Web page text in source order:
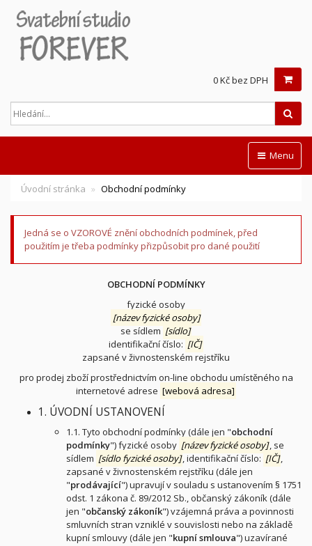
0 Kč bez DPH
Menu
Úvodní stránka Obchodní podmínky
Jedná se o VZOROVÉ znění obchodních podmínek, před
použitím je třeba podmínky přizpůsobit pro dané použití
OBCHODNÍ PODMÍNKY
fyzické osoby
[název fyzické osoby]
se sídlem [sídlo]
identifikační číslo: [IČ]
zapsané v živnostenském rejstříku
pro prodej zboží prostřednictvím on-line obchodu umístěného na
internetové adrese [webová adresa]
1. ÚVODNÍ USTANOVENÍ
1.1. Tyto obchodní podmínky (dále jen "obchodní
podmínky") fyzické osoby [název fyzické osoby], se
sídlem [sídlo fyzické osoby], identifikační číslo: [IČ],
zapsané v živnostenském rejstříku (dále jen
"prodávající") upravují v souladu s ustanovením § 1751
odst. 1 zákona č. 89/2012 Sb., občanský zákoník (dále
jen "občanský zákoník") vzájemná práva a povinnosti
smluvních stran vzniklé v souvislosti nebo na základě
kupní smlouvy (dále jen "kupní smlouva") uzavírané